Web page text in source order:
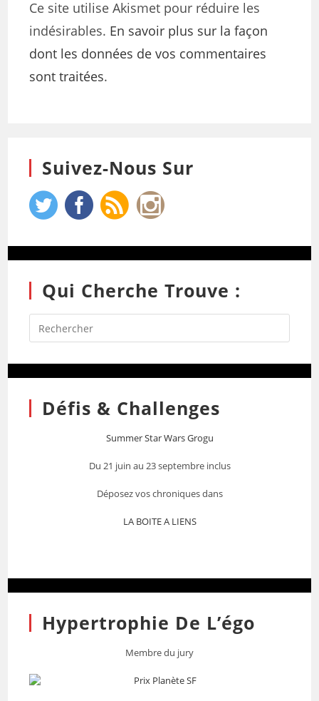
Ce site utilise Akismet pour réduire les
indésirables. En savoir plus sur la façon
dont les données de vos commentaires
sont traitées.
Suivez-Nous Sur
Qui Cherche Trouve :
Défis & Challenges
Summer Star Wars Grogu
Du 21 juin au 23 septembre inclus
Déposez vos chroniques dans
LA BOITE A LIENS
Hypertrophie De L’égo
Membre du jury